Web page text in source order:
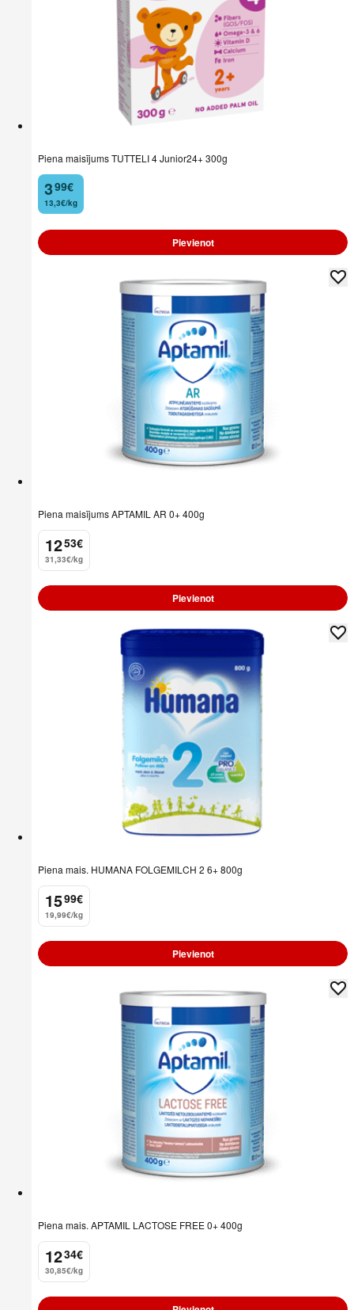
Piena maisījums TUTTELI 4 Junior24+ 300g
3
. 99€
13,3€/kg
Pievienot
Piena maisījums APTAMIL AR 0+ 400g
12
. 53€
31,33€/kg
Pievienot
Piena mais. HUMANA FOLGEMILCH 2 6+ 800g
15
. 99€
19,99€/kg
Pievienot
Piena mais. APTAMIL LACTOSE FREE 0+ 400g
12
. 34€
30,85€/kg